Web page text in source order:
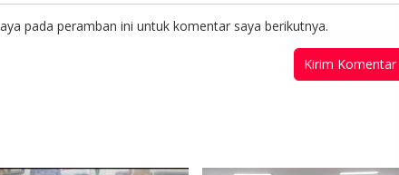
pada peramban ini untuk komentar saya berikutnya.